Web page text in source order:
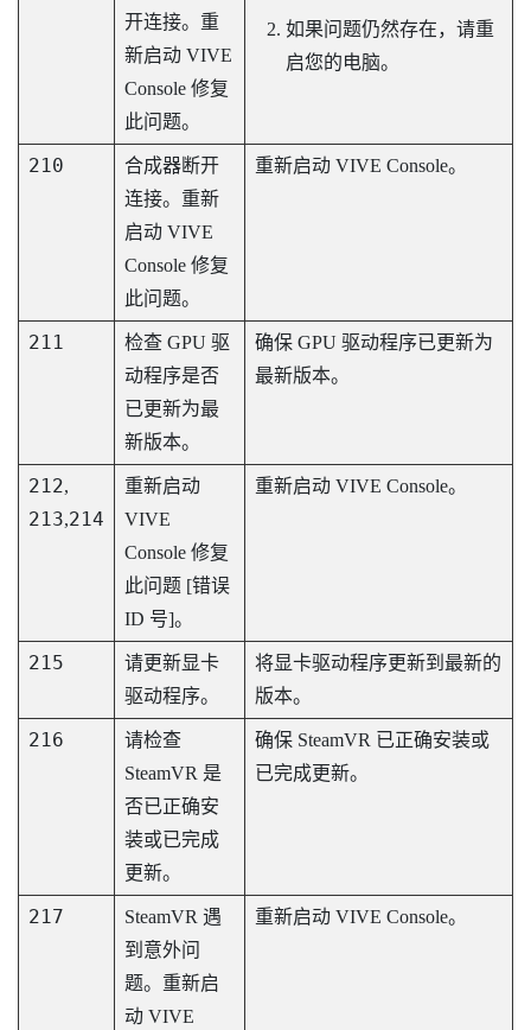
开连接。重
新启动 VIVE
Console 修复
此问题。
如果问题仍然存在，请重
启您的电脑。
210
合成器断开
连接。重新
启动 VIVE
Console 修复
此问题。
重新启动 VIVE Console。
211
检查 GPU 驱
动程序是否
已更新为最
新版本。
确保 GPU 驱动程序已更新为
最新版本。
212,
213,214
重新启动
VIVE
Console 修复
此问题 [错误
ID 号]。
重新启动 VIVE Console。
215
请更新显卡
驱动程序。
将显卡驱动程序更新到最新的
版本。
216
请检查
SteamVR 是
否已正确安
装或已完成
更新。
确保 SteamVR 已正确安装或
已完成更新。
217 SteamVR 遇
到意外问
题。重新启
动 VIVE
重新启动 VIVE Console。